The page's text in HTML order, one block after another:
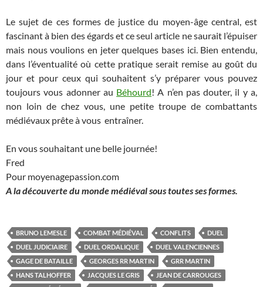
Le sujet de ces formes de justice du moyen-âge central, est
fascinant à bien des égards et ce seul article ne saurait l’épuiser
mais nous voulions en jeter quelques bases ici. Bien entendu,
dans l’éventualité où cette pratique serait remise au goût du
jour et pour ceux qui souhaitent s’y préparer vous pouvez
toujours vous adonner au Béhourd! A n’en pas douter, il y a,
non loin de chez vous, une petite troupe de combattants
médiévaux prête à vous entraîner.
En vous souhaitant une belle journée!
Fred
Pour moyenagepassion.com
A la découverte du monde médiéval sous toutes ses formes.
BRUNO LEMESLE COMBAT MÉDIÉVAL CONFLITS
DUEL
DUEL JUDICIAIRE
DUEL ORDALIQUE
DUEL VALENCIENNES
GAGE DE BATAILLE
GEORGES RR MARTIN
GRR MARTIN
HANS TALHOFFER
JACQUES LE GRIS
JEAN DE CARROUGES